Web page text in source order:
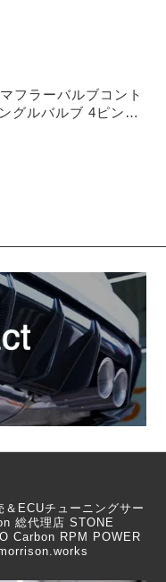
フラーバルブコント
グルバルブ 4ピンタ
ECUチューニングサー
総代理店 STONE
Carbon RPM POWER